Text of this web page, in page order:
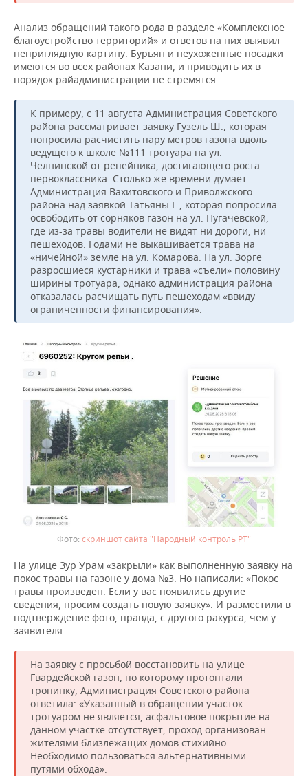
Анализ обращений такого рода в разделе «Комплексное
благоустройство территорий» и ответов на них выявил
неприглядную картину. Бурьян и неухоженные посадки
имеются во всех районах Казани, и приводить их в
порядок райадминистрации не стремятся.
К примеру, с 11 августа Администрация Советского
района рассматривает заявку Гузель Ш., которая
попросила расчистить пару метров газона вдоль
ведущего к школе №111 тротуара на ул.
Челнинской от репейника, достигающего роста
первоклассника. Столько же времени думает
Администрация Вахитовского и Приволжского
района над заявкой Татьяны Г., которая попросила
освободить от сорняков газон на ул. Пугачевской,
где из-за травы водители не видят ни дороги, ни
пешеходов. Годами не выкашивается трава на
«ничейной» земле на ул. Комарова. На ул. Зорге
разросшиеся кустарники и трава «съели» половину
ширины тротуара, однако администрация района
отказалась расчищать путь пешеходам «ввиду
ограниченности финансирования».
скриншот сайта "Народный контроль РТ"
На улице Зур Урам «закрыли» как выполненную заявку на
покос травы на газоне у дома №3. Но написали: «Покос
травы произведен. Если у вас появились другие
сведения, просим создать новую заявку». И разместили в
подтверждение фото, правда, с другого ракурса, чем у
заявителя.
На заявку с просьбой восстановить на улице
Гвардейской газон, по которому протоптали
тропинку, Администрация Советского района
ответила: «Указанный в обращении участок
тротуаром не является, асфальтовое покрытие на
данном участке отсутствует, проход организован
жителями близлежащих домов стихийно.
Необходимо пользоваться альтернативными
путями обхода».